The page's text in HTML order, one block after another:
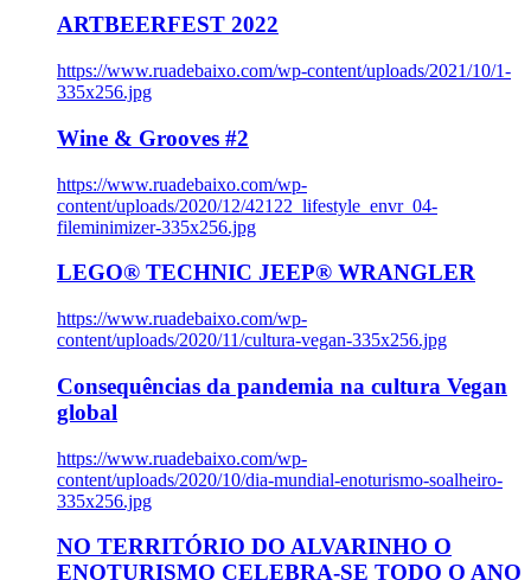
ARTBEERFEST 2022
https://www.ruadebaixo.com/wp-content/uploads/2021/10/1-
335x256.jpg
Wine & Grooves #2
https://www.ruadebaixo.com/wp-
content/uploads/2020/12/42122_lifestyle_envr_04-
fileminimizer-335x256.jpg
LEGO® TECHNIC JEEP® WRANGLER
https://www.ruadebaixo.com/wp-
content/uploads/2020/11/cultura-vegan-335x256.jpg
Consequências da pandemia na cultura Vegan
global
https://www.ruadebaixo.com/wp-
content/uploads/2020/10/dia-mundial-enoturismo-soalheiro-
335x256.jpg
NO TERRITÓRIO DO ALVARINHO O
ENOTURISMO CELEBRA-SE TODO O ANO